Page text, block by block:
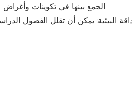
الجمع بينها في تكوينات وأغراض مختلفة ، مثل المواصفات الفردية أو المتعددة ، مع أو بدون ممرات ، ومع مختلف وسائل الراحة والمرافق.